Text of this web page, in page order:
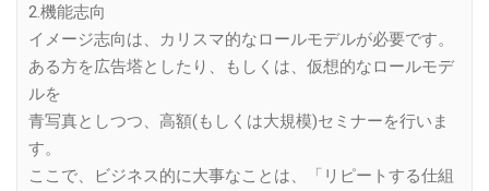
2.機能志向
イメージ志向は、カリスマ的なロールモデルが必要です。
ある方を広告塔としたり、もしくは、仮想的なロールモデ
ルを
青写真としつつ、高額(もしくは大規模)セミナーを行いま
す。
ここで、ビジネス的に大事なことは、「リピートする仕組